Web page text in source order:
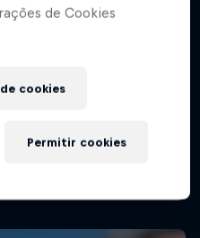
de Cookies
cookies
Permitir cookies